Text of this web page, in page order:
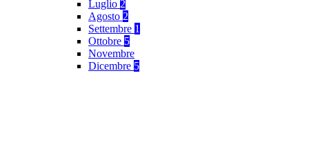
Luglio 2
Agosto 2
Settembre 1
Ottobre 5
Novembre
Dicembre 5